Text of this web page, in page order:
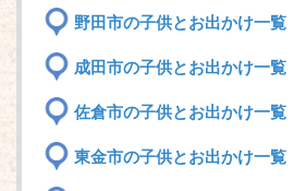
野田市の子供とお出かけ一覧
成田市の子供とお出かけ一覧
佐倉市の子供とお出かけ一覧
東金市の子供とお出かけ一覧